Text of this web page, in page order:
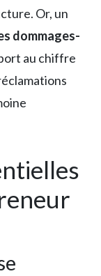
Or, un
dommages-
au chiffre